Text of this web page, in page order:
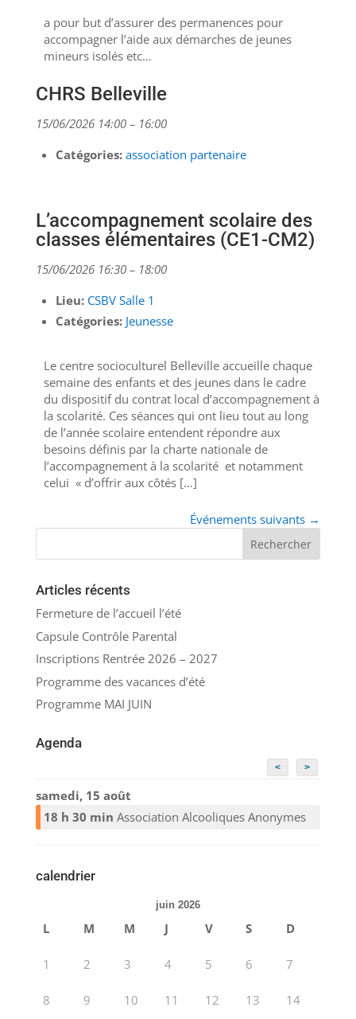
a pour but d’assurer des permanences pour
accompagner l’aide aux démarches de jeunes
mineurs isolés etc…
CHRS Belleville
15/06/2026 14:00– 16:00
Catégories: association partenaire
L’accompagnement scolaire des
classes élémentaires (CE1-CM2)
15/06/2026 16:30– 18:00
Lieu: CSBV Salle 1
Catégories: Jeunesse
Le centre socioculturel Belleville accueille chaque
semaine des enfants et des jeunes dans le cadre
du dispositif du contrat local d’accompagnement à
la scolarité. Ces séances qui ont lieu tout au long
de l’année scolaire entendent répondre aux
besoins définis par la charte nationale de
l’accompagnement à la scolarité et notamment
celui « d’offrir aux côtés […]
Événements suivants →
Articles récents
Fermeture de l’accueil l’été
Capsule Contrôle Parental
Inscriptions Rentrée 2026 – 2027
Programme des vacances d’été
Programme MAI JUIN
Agenda
< >
samedi, 15 août
18 h 30 min Association Alcooliques Anonymes
calendrier
juin 2026
L M M J V S D
1 2 3 4 5 6 7
8 9 10 11 12 13 14